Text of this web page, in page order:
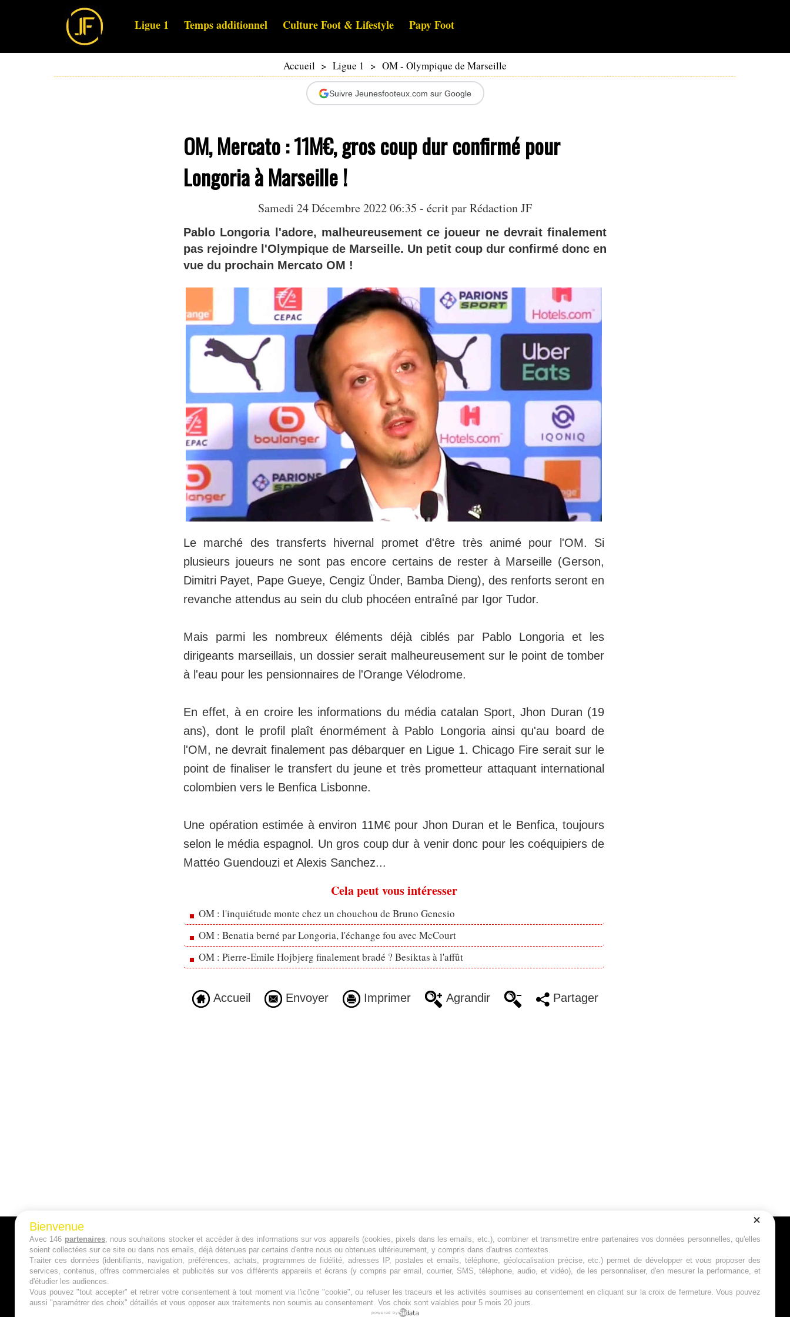
Ligue 1 Temps additionnel Culture Foot & Lifestyle Papy Foot
Accueil > Ligue 1 > OM - Olympique de Marseille
Suivre Jeunesfooteux.com sur Google
OM, Mercato : 11M€, gros coup dur confirmé pour
Longoria à Marseille !
Samedi 24 Décembre 2022 06:35 - écrit par Rédaction JF
Pablo Longoria l'adore, malheureusement ce joueur ne devrait finalement
pas rejoindre l'Olympique de Marseille. Un petit coup dur confirmé donc en
vue du prochain Mercato OM !
Le marché des transferts hivernal promet d'être très animé pour l'OM. Si
plusieurs joueurs ne sont pas encore certains de rester à Marseille (Gerson,
Dimitri Payet, Pape Gueye, Cengiz Ünder, Bamba Dieng), des renforts seront en
revanche attendus au sein du club phocéen entraîné par Igor Tudor.
Mais parmi les nombreux éléments déjà ciblés par Pablo Longoria et les
dirigeants marseillais, un dossier serait malheureusement sur le point de tomber
à l'eau pour les pensionnaires de l'Orange Vélodrome.
En effet, à en croire les informations du média catalan Sport, Jhon Duran (19
ans), dont le profil plaît énormément à Pablo Longoria ainsi qu'au board de
l'OM, ne devrait finalement pas débarquer en Ligue 1. Chicago Fire serait sur le
point de finaliser le transfert du jeune et très prometteur attaquant international
colombien vers le Benfica Lisbonne.
Une opération estimée à environ 11M€ pour Jhon Duran et le Benfica, toujours
selon le média espagnol. Un gros coup dur à venir donc pour les coéquipiers de
Mattéo Guendouzi et Alexis Sanchez...
Cela peut vous intéresser
OM : l'inquiétude monte chez un chouchou de Bruno Genesio
OM : Benatia berné par Longoria, l'échange fou avec McCourt
OM : Pierre-Emile Hojbjerg finalement bradé ? Besiktas à l'affût
Accueil Envoyer Imprimer Agrandir Partager
A PROPOS
Qui sommes nous ?
Mentions Légales
Jeunesfooteux est un média sportif qui traite
principalement de l'actualité de la Ligue 1 et
des grosses actualités de la Ligue 2 et du
Plan du site | Syndication |Powered by WM
Suivez-nous
Bienvenue
Avec 146 partenaires, nous souhaitons stocker et accéder à des informations sur vos appareils (cookies, pixels dans les emails, etc.), combiner et transmettre entre partenaires vos données personnelles, qu'elles
soient collectées sur ce site ou dans nos emails, déjà détenues par certains d'entre nous ou obtenues ultérieurement, y compris dans d'autres contextes.
Traiter ces données (identifiants, navigation, préférences, achats, programmes de fidélité, adresses IP, postales et emails, téléphone, géolocalisation précise, etc.) permet de développer et vous proposer des
services, contenus, offres commerciales et publicités sur vos différents appareils et écrans (y compris par email, courrier, SMS, téléphone, audio, et vidéo), de les personnaliser, d'en mesurer la performance, et
d'étudier les audiences.
Vous pouvez "tout accepter" et retirer votre consentement à tout moment via l'icône "cookie", ou refuser les traceurs et les activités soumises au consentement en cliquant sur la croix de fermeture. Vous pouvez
aussi "paramétrer des choix" détaillés et vous opposer aux traitements non soumis au consentement. Vos choix sont valables pour 5 mois 20 jours.
powered by